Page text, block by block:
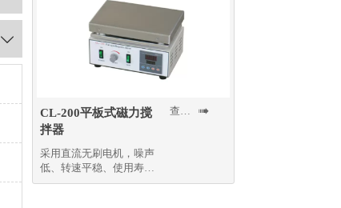

CL-200平板式磁力搅
拌器
采用直流无刷电机，噪声
低、转速平稳、使用寿命
长，远红外加热管，节
